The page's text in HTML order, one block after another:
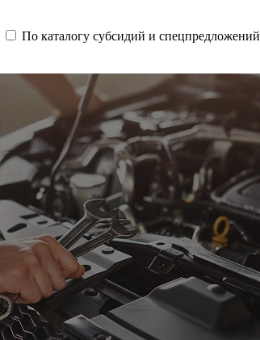
По каталогу субсидий и спецпредложений